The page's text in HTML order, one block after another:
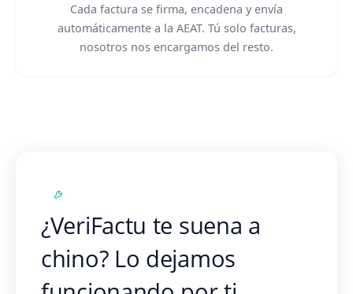
Cada factura se firma, encadena y envía
automáticamente a la AEAT. Tú solo facturas,
nosotros nos encargamos del resto.
¿VeriFactu te suena a
chino? Lo dejamos